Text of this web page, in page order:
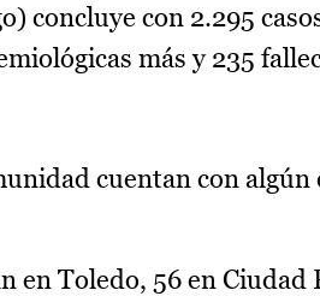
concluye con 2.295
más y 235
cuentan con
en Toledo, 56 en Ciudad